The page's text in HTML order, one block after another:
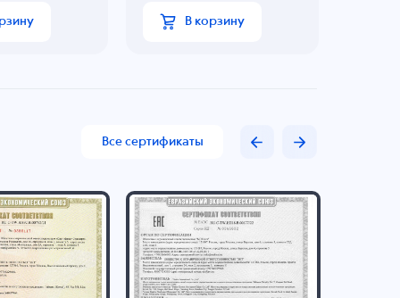
В корзину
Все сертификаты